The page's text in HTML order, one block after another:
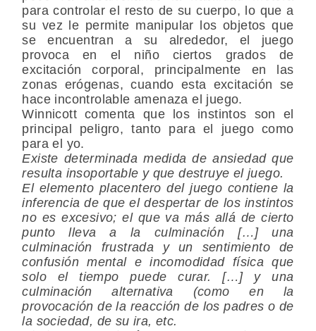
para controlar el resto de su cuerpo, lo que a
su vez le permite manipular los objetos que
se encuentran a su alrededor, el juego
provoca en el niño ciertos grados de
excitación corporal, principalmente en las
zonas erógenas, cuando esta excitación se
hace incontrolable amenaza el juego.
Winnicott comenta que los instintos son el
principal peligro, tanto para el juego como
para el yo.
Existe determinada medida de ansiedad que
resulta insoportable y que destruye el juego.
El elemento placentero del juego contiene la
inferencia de que el despertar de los instintos
no es excesivo; el que va más allá de cierto
punto lleva a la culminación […] una
culminación frustrada y un sentimiento de
confusión mental e incomodidad física que
solo el tiempo puede curar. […] y una
culminación alternativa (como en la
provocación de la reacción de los padres o de
la sociedad, de su ira, etc.